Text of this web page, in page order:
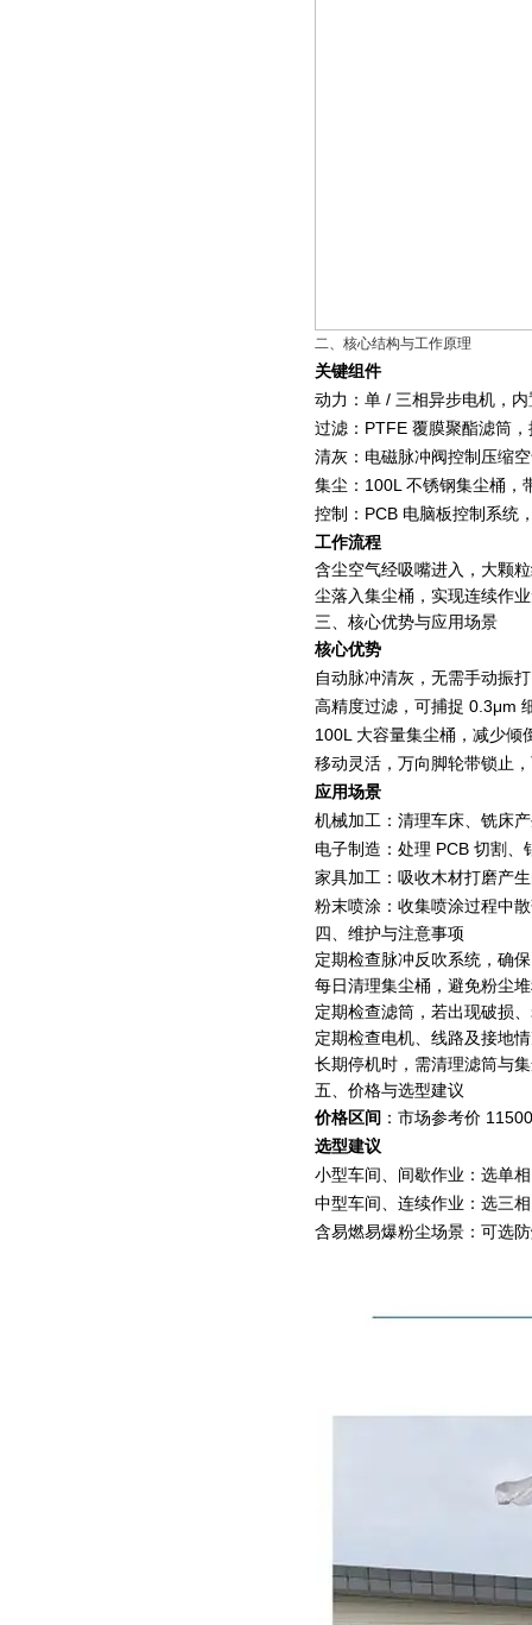
二、核心结构与工作原理
关键组件
动力：单 / 三相异步电机，
过滤：PTFE 覆膜聚酯滤筒
清灰：电磁脉冲阀控制压缩
集尘：100L 不锈钢集尘桶，
控制：PCB 电脑板控制系统
工作流程
含尘空气经吸嘴进入，大颗
尘落入集尘桶，实现连续作
三、核心优势与应用场景
核心优势
自动脉冲清灰，无需手动振
高精度过滤，可捕捉 0.3μm
100L 大容量集尘桶，减少倾
移动灵活，万向脚轮带锁止
应用场景
机械加工：清理车床、铣床
电子制造：处理 PCB 切割、
家具加工：吸收木材打磨产
粉末喷涂：收集喷涂过程中
四、维护与注意事项
定期检查脉冲反吹系统，确
每日清理集尘桶，避免粉尘
定期检查滤筒，若出现破损
定期检查电机、线路及接地
长期停机时，需清理滤筒与
五、价格与选型建议
价格区间 ：市场参考价
选型建议
小型车间、间歇作业：选单
中型车间、连续作业：选三
含易燃易爆粉尘场景：可选